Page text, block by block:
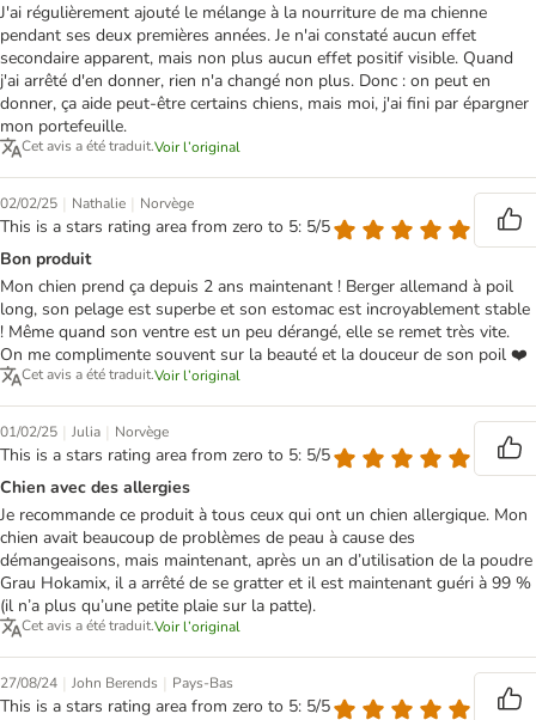
J'ai régulièrement ajouté le mélange à la nourriture de ma chienne
pendant ses deux premières années. Je n'ai constaté aucun effet
secondaire apparent, mais non plus aucun effet positif visible. Quand
j'ai arrêté d'en donner, rien n'a changé non plus. Donc : on peut en
donner, ça aide peut-être certains chiens, mais moi, j'ai fini par épargner
mon portefeuille.
Cet avis a été traduit.Voir l’original
02/02/25 | Nathalie | Norvège
This is a stars rating area from zero to 5: 5/5
Bon produit
Mon chien prend ça depuis 2 ans maintenant ! Berger allemand à poil
long, son pelage est superbe et son estomac est incroyablement stable
! Même quand son ventre est un peu dérangé, elle se remet très vite.
On me complimente souvent sur la beauté et la douceur de son poil ❤️
Cet avis a été traduit.Voir l’original
01/02/25 | Julia | Norvège
This is a stars rating area from zero to 5: 5/5
Chien avec des allergies
Je recommande ce produit à tous ceux qui ont un chien allergique. Mon
chien avait beaucoup de problèmes de peau à cause des
démangeaisons, mais maintenant, après un an d’utilisation de la poudre
Grau Hokamix, il a arrêté de se gratter et il est maintenant guéri à 99 %
(il n’a plus qu’une petite plaie sur la patte).
Cet avis a été traduit.Voir l’original
27/08/24 | John Berends | Pays-Bas
This is a stars rating area from zero to 5: 5/5